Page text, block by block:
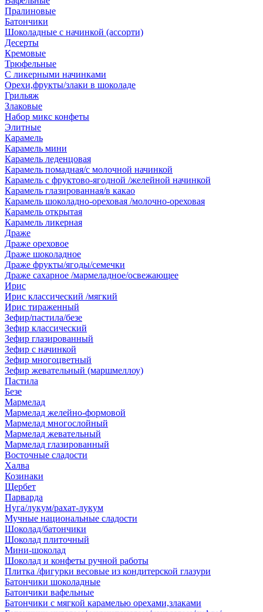
Пралиновые
Батончики
Шоколадные с начинкой (ассорти)
Десерты
Кремовые
Трюфельные
С ликерными начинками
Орехи,фрукты/злаки в шоколаде
Грильяж
Злаковые
Набор микс конфеты
Элитные
Карамель
Карамель мини
Карамель леденцовая
Карамель помадная/с молочной начинкой
Карамель с фруктово-ягодной /желейной начинкой
Карамель глазированная/в какао
Карамель шоколадно-ореховая /молочно-ореховая
Карамель открытая
Карамель ликерная
Драже
Драже ореховое
Драже шоколадное
Драже фрукты/ягоды/семечки
Драже сахарное /мармеладное/освежающее
Ирис
Ирис классический /мягкий
Ирис тираженный
Зефир/пастила/безе
Зефир классический
Зефир глазированный
Зефир с начинкой
Зефир многоцветный
Зефир жевательный (маршмеллоу)
Пастила
Безе
Мармелад
Мармелад желейно-формовой
Мармелад многослойный
Мармелад жевательный
Мармелад глазированный
Восточные сладости
Халва
Козинаки
Щербет
Парварда
Нуга/лукум/рахат-лукум
Мучные национальные сладости
Шоколад/батончики
Шоколад плиточный
Мини-шоколад
Шоколад и конфеты ручной работы
Плитка /фигурки весовые из кондитерской глазури
Батончики шоколадные
Батончики вафельные
Батончики с мягкой карамелью орехами,злаками